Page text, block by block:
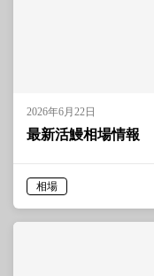
2026年6月22日
最新活鰻相場情報
相場